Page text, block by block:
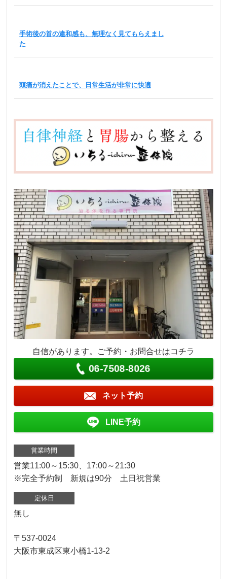
手術後の首の違和感も、無理なく見てもらえまし
た
頭痛が消えたことで、日常生活が非常に快適
自信があります。ご予約・お問合せはコチラ
06-7508-8026
ネット予約
LINE予約
営業時間
営業11:00～15:30、17:00～21:30
※完全予約制 新規は90分 土日祝営業
定休日
無し
〒537-0024
大阪市東成区東小橋1-13-2